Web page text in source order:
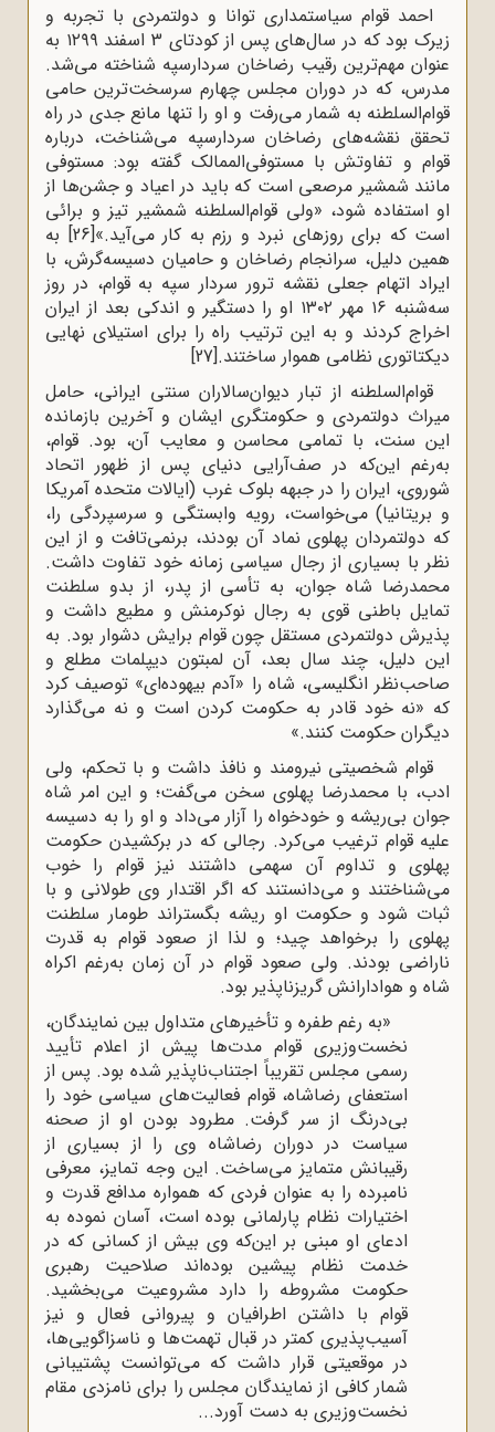
احمد قوام سیاستمداری توانا و دولتمردی با تجربه و
زیرک بود که در سال‌های پس از کودتای 3 اسفند ۱۲۹۹ به
عنوان مهم‌ترین رقیب رضاخان سردارسپه شناخته می‌شد.
مدرس، که در دوران مجلس چهارم سرسخت‌ترین حامی
قوام‌السلطنه به شمار می‌رفت و او را تنها مانع جدی در راه
تحقق نقشه‌های رضاخان سردارسپه می‌شناخت، درباره
قوام و تفاوتش با مستوفی‌الممالک گفته بود: مستوفی
مانند شمشیر مرصعی است که باید در اعیاد و جشن‌ها از
او استفاده شود، «ولی قوام‌السلطنه شمشیر تیز و برائی
است که برای روزهای نبرد و رزم به کار می‌آید.»[26]
به
همین دلیل، سرانجام رضاخان و حامیان دسیسه‌گرش، با
ایراد اتهام جعلی نقشه ترور سردار سپه به قوام، در روز
سه‌شنبه ۱۶ مهر ۱۳۰۲ او را دستگیر و اندکی بعد از ایران
اخراج کردند و به این ترتیب راه را برای استیلای نهایی
دیکتاتوری نظامی هموار ساختند.[27]
قوام‌السلطنه از تبار دیوان‌سالاران سنتی ایرانی، حامل
میراث دولتمردی و حکومتگری ایشان و آخرین بازمانده
این سنت، با تمامی محاسن و معایب آن، بود. قوام،
به‌رغم این‌که در صف‌آرایی دنیای پس از ظهور اتحاد
شوروی، ایران را در جبهه بلوک غرب (ایالات متحده آمریکا
و بریتانیا) می‌خواست، رویه وابستگی و سرسپردگی را،
که دولتمردان پهلوی نماد آن بودند، برنمی‌تافت و از این
نظر با بسیاری از رجال سیاسی زمانه خود تفاوت داشت.
محمدرضا شاه جوان، به تأسی از پدر، از بدو سلطنت
تمایل باطنی قوی به رجال نوکرمنش و مطیع داشت و
پذیرش دولتمردی مستقل چون قوام برایش دشوار بود. به
این دلیل، چند سال بعد، آن لمبتون دیپلمات مطلع و
صاحب‌نظر انگلیسی، شاه را «آدم بیهوده‌ای» توصیف کرد
که «نه خود قادر به حکومت کردن است و نه می‌گذارد
دیگران حکومت کنند.»
قوام شخصیتی نیرومند و نافذ داشت و با تحکم، ولی
ادب، با محمدرضا پهلوی سخن می‌گفت؛ و این امر شاه
جوان بی‌ریشه و خودخواه را آزار می‌داد و او را به دسیسه
علیه قوام ترغیب می‌کرد. رجالی که در برکشیدن حکومت
پهلوی و تداوم آن سهمی داشتند نیز قوام را خوب
می‌شناختند و می‌دانستند که اگر اقتدار وی طولانی و با
ثبات شود و حکومت او ریشه بگستراند طومار سلطنت
پهلوی را برخواهد چید؛ و لذا از صعود قوام به قدرت
ناراضی بودند. ولی صعود قوام در آن زمان به‌رغم اکراه
شاه و هوادارانش گریزناپذیر بود.
«به رغم طفره و تأخیرهای متداول بین نمایندگان،
نخست‌وزیری قوام مدت‌ها پیش از اعلام تأیید
رسمی مجلس تقریباً اجتناب‌ناپذیر شده بود. پس از
استعفای رضاشاه، قوام فعالیت‌های سیاسی خود را
بی‌درنگ از سر گرفت. مطرود بودن او از صحنه
سیاست در دوران رضاشاه وی را از بسیاری از
رقیبانش متمایز می‌ساخت. این وجه تمایز، معرفی
نامبرده را به عنوان فردی که همواره مدافع قدرت و
اختیارات نظام پارلمانی بوده است، آسان نموده به
ادعای او مبنی بر این‌که وی بیش از کسانی که در
خدمت نظام پیشین بوده‌اند صلاحیت رهبری
حکومت مشروطه را دارد مشروعیت می‌بخشید.
قوام با داشتن اطرافیان و پیروانی فعال و نیز
آسیب‌پذیری کمتر در قبال تهمت‌ها و ناسزاگویی‌ها،
در موقعیتی قرار داشت که می‌توانست پشتیبانی
شمار کافی از نمایندگان مجلس را برای نامزدی مقام
نخست‌وزیری به دست آورد...